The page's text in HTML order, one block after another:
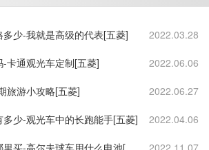
少-我就是高级的代表[五菱] 2022.03.28
卡通观光车定制[五菱] 2022.06.06
旅游小攻略[五菱] 2022.06.27
少-观光车中的长跑能手[五菱] 2022.04.06